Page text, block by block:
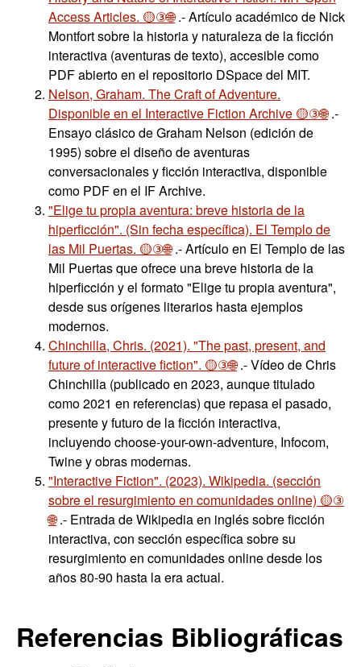
Access Articles. 🟡③🌐.- Artículo académico de Nick
Montfort sobre la historia y naturaleza de la ficción
interactiva (aventuras de texto), accesible como
PDF abierto en el repositorio DSpace del MIT.
Nelson, Graham. The Craft of Adventure.
Disponible en el Interactive Fiction Archive 🟡③🌐.-
Ensayo clásico de Graham Nelson (edición de
1995) sobre el diseño de aventuras
conversacionales y ficción interactiva, disponible
como PDF en el IF Archive.
"Elige tu propia aventura: breve historia de la
hiperficción". (Sin fecha específica). El Templo de
las Mil Puertas. 🟡③🌐.- Artículo en El Templo de las
Mil Puertas que ofrece una breve historia de la
hiperficción y el formato "Elige tu propia aventura",
desde sus orígenes literarios hasta ejemplos
modernos.
Chinchilla, Chris. (2021). "The past, present, and
future of interactive fiction". 🟡③🌐.- Vídeo de Chris
Chinchilla (publicado en 2023, aunque titulado
como 2021 en referencias) que repasa el pasado,
presente y futuro de la ficción interactiva,
incluyendo choose-your-own-adventure, Infocom,
Twine y obras modernas.
"Interactive Fiction". (2023). Wikipedia. (sección
sobre el resurgimiento en comunidades online) 🟡③
🌐.- Entrada de Wikipedia en inglés sobre ficción
interactiva, con sección específica sobre su
resurgimiento en comunidades online desde los
años 80-90 hasta la era actual.
Referencias Bibliográficas